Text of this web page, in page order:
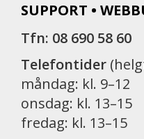
SUPPORT •
Tfn: 08 690 58 60
Telefontider
måndag: kl. 9–12
onsdag: kl. 13–15
fredag: kl. 13–15